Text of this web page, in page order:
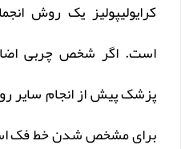
کرایولیپولیز یک روش
است. اگر شخص چربی
پزشک پیش از انجام سایر
برای مشخص شدن خط فک